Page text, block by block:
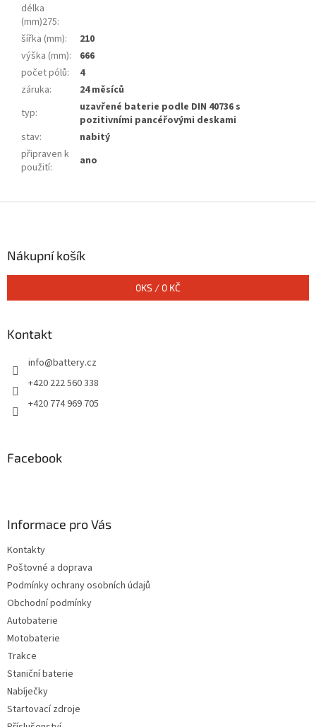
délka
(mm)275:
šířka (mm):
210
výška (mm):
666
počet pólů:
4
záruka:
24 měsíců
typ:
uzavřené baterie podle DIN 40736 s
pozitivními pancéřovými deskami
stav:
nabitý
připraven k
použití: ano
Nákupní košík
0KS / 0 KČ
Kontakt
info@battery.cz
+420 222 560 338
+420 774 969 705
Facebook
Informace pro Vás
Kontakty
Poštovné a doprava
Podmínky ochrany osobních údajů
Obchodní podmínky
Autobaterie
Motobaterie
Trakce
Staniční baterie
Nabíječky
Startovací zdroje